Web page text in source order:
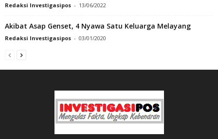
Redaksi Investigasipos - 13/06/2022
Akibat Asap Genset, 4 Nyawa Satu Keluarga Melayang
Redaksi Investigasipos - 03/01/2020